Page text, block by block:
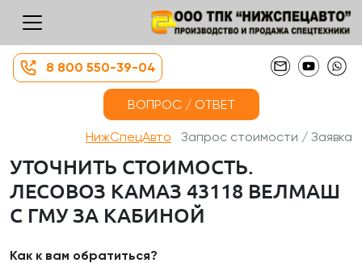
8 800 550-39-04
ВОПРОС / ОТВЕТ
НижСпецАвто Запрос стоимости / Заявка
УТОЧНИТЬ СТОИМОСТЬ.
ЛЕСОВОЗ КАМАЗ 43118 ВЕЛМАШ
С ГМУ ЗА КАБИНОЙ
Как к вам обратиться?